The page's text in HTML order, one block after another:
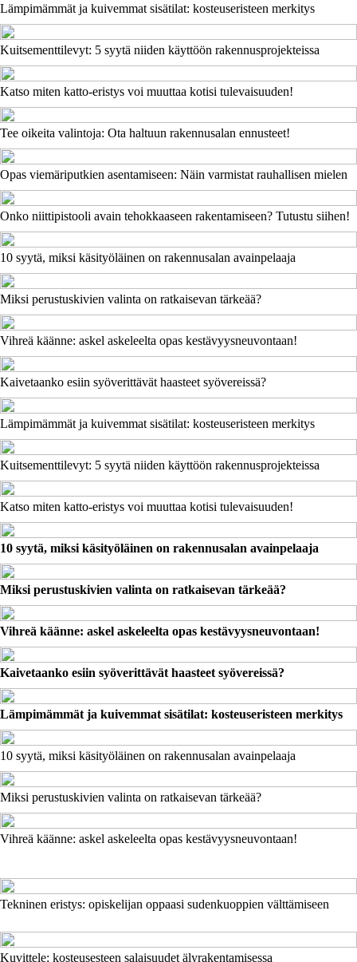
Lämpimämmät ja kuivemmat sisätilat: kosteuseristeen merkitys
Kuitsementtilevyt: 5 syytä niiden käyttöön rakennusprojekteissa
Katso miten katto-eristys voi muuttaa kotisi tulevaisuuden!
Tee oikeita valintoja: Ota haltuun rakennusalan ennusteet!
Opas viemäriputkien asentamiseen: Näin varmistat rauhallisen mielen
Onko niittipistooli avain tehokkaaseen rakentamiseen? Tutustu siihen!
10 syytä, miksi käsityöläinen on rakennusalan avainpelaaja
Miksi perustuskivien valinta on ratkaisevan tärkeää?
Vihreä käänne: askel askeleelta opas kestävyysneuvontaan!
Kaivetaanko esiin syöverittävät haasteet syövereissä?
Lämpimämmät ja kuivemmat sisätilat: kosteuseristeen merkitys
Kuitsementtilevyt: 5 syytä niiden käyttöön rakennusprojekteissa
Katso miten katto-eristys voi muuttaa kotisi tulevaisuuden!
10 syytä, miksi käsityöläinen on rakennusalan avainpelaaja
Miksi perustuskivien valinta on ratkaisevan tärkeää?
Vihreä käänne: askel askeleelta opas kestävyysneuvontaan!
Kaivetaanko esiin syöverittävät haasteet syövereissä?
Lämpimämmät ja kuivemmat sisätilat: kosteuseristeen merkitys
10 syytä, miksi käsityöläinen on rakennusalan avainpelaaja
Miksi perustuskivien valinta on ratkaisevan tärkeää?
Vihreä käänne: askel askeleelta opas kestävyysneuvontaan!
Tekninen eristys: opiskelijan oppaasi sudenkuoppien välttämiseen
Kuvittele: kosteusesteen salaisuudet älyrakentamisessa